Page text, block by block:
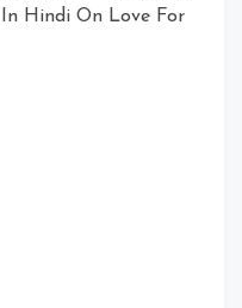
Hindi On Love For